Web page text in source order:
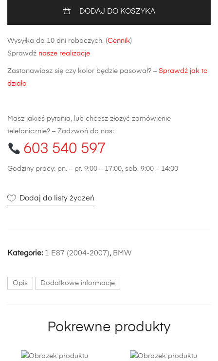
mocowanie
zamka)
DODAJ DO KOSZYKA
Wysyłka do 10 dni roboczych. (Cennik)
Sprawdź nasze realizacje
Zastanawiasz się czy kolor będzie pasował? – Sprawdź jak to
działa
Masz jakieś pytania, lub chcesz złożyć zamówienie
telefonicznie? – Zadzwoń do nas:
603 540 597
Godziny pracy: pn. – pt. 9:00 – 17:00, sob. 9:00 – 14:00
Dodaj do listy życzeń
Kategorie: 1 E87 (2004-2007), BMW
Opis Dodatkowe informacje
Pokrewne produkty